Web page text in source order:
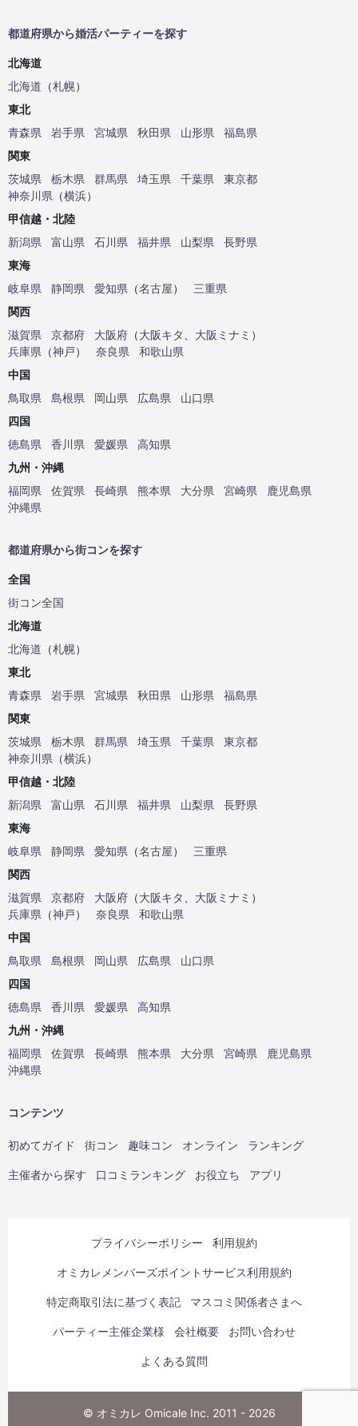
都道府県から婚活パーティーを探す
北海道
北海道 （札幌）
東北
青森県
岩手県 宮城県 秋田県 山形県
福島県
関東
茨城県
栃木県 群馬県 埼玉県 千葉県
東京都
神奈川県 （横浜）
甲信越・北陸
新潟県
富山県 石川県 福井県 山梨県
長野県
東海
岐阜県
静岡県 愛知県 （名古屋）
三重県
関西
滋賀県
京都府 大阪府 （大阪キタ 大阪ミナミ ）
兵庫県 （神戸） 奈良県
和歌山県
中国
鳥取県
島根県 岡山県 広島県
山口県
四国
徳島県
香川県 愛媛県
高知県
九州・沖縄
福岡県
佐賀県 長崎県 熊本県 大分県 宮崎県
鹿児島県
沖縄県
都道府県から街コンを探す
全国
街コン全国
北海道
北海道 （札幌）
東北
青森県
岩手県 宮城県 秋田県 山形県
福島県
関東
茨城県
栃木県 群馬県 埼玉県 千葉県
東京都
神奈川県 （横浜）
甲信越・北陸
新潟県
富山県 石川県 福井県 山梨県
長野県
東海
岐阜県
静岡県 愛知県 （名古屋）
三重県
関西
滋賀県
京都府 大阪府 （大阪キタ 大阪ミナミ ）
兵庫県 （神戸） 奈良県
和歌山県
中国
鳥取県
島根県 岡山県 広島県
山口県
四国
徳島県
香川県 愛媛県
高知県
九州・沖縄
福岡県
佐賀県 長崎県 熊本県 大分県 宮崎県
鹿児島県
沖縄県
コンテンツ
初めてガイド 街コン 趣味コン オンライン ランキング
主催者から探す 口コミランキング お役立ち アプリ
プライバシーポリシー 利用規約
オミカレメンバーズポイントサービス利用規約
特定商取引法に基づく表記 マスコミ関係者さまへ
パーティー主催企業様 会社概要 お問い合わせ
よくある質問
© オミカレ Omicale Inc. 2011 - 2026